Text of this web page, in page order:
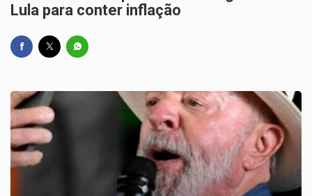
Lula para conter inflação